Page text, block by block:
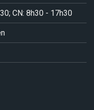
CN: 8h30 - 17h30